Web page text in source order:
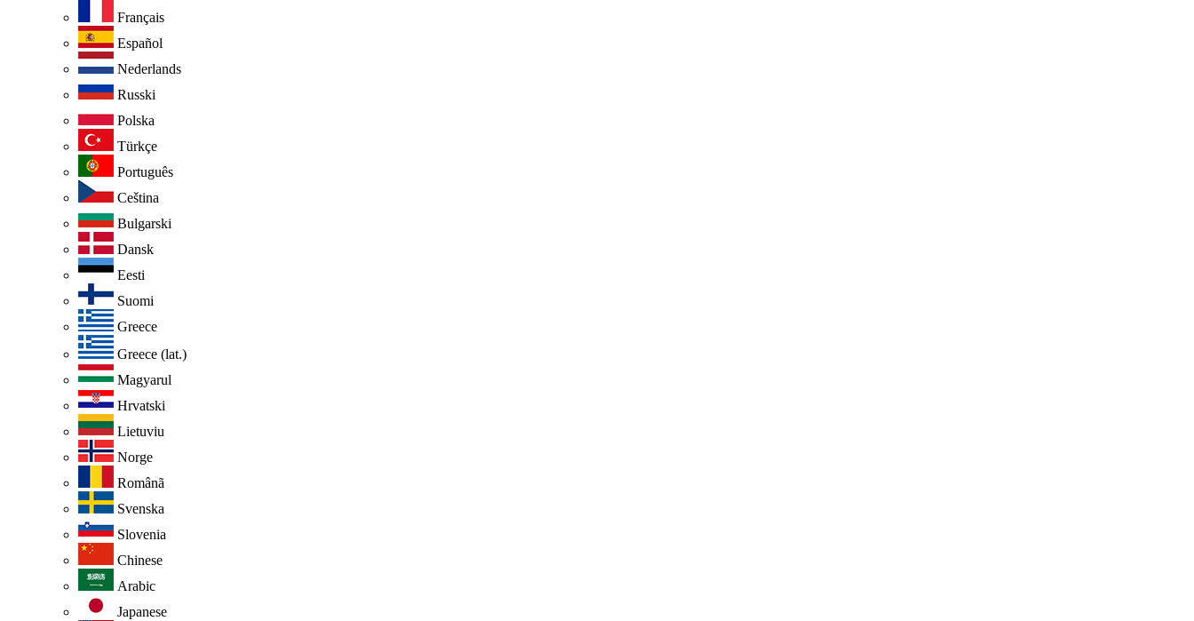
Français
Español
Nederlands
Russki
Polska
Türkçe
Português
Ceština
Bulgarski
Dansk
Eesti
Suomi
Greece
Greece (lat.)
Magyarul
Hrvatski
Lietuviu
Norge
Românã
Svenska
Slovenia
Chinese
Arabic
Japanese